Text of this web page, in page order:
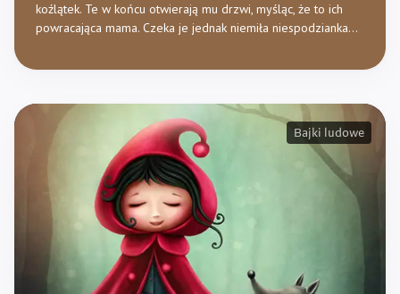
koźlątek. Te w końcu otwierają mu drzwi, myśląc, że to ich
powracająca mama. Czeka je jednak niemiła niespodzianka…
Bajki ludowe